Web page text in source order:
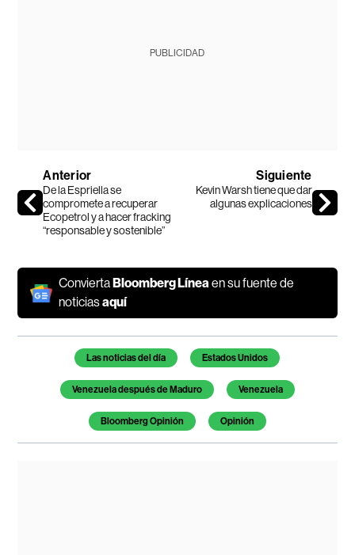
PUBLICIDAD
Anterior
De la Espriella se
compromete a recuperar
Ecopetrol y a hacer fracking
“responsable y sostenible”
Siguiente
Kevin Warsh tiene que dar
algunas explicaciones
Convierta Bloomberg Líneaen su fuente de
noticiasaquí
Temas de este artículo
Las noticias del día Estados Unidos
Venezuela después de Maduro Venezuela
Bloomberg Opinión Opinión